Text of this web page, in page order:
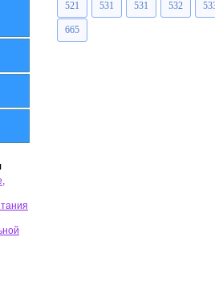
521 531 531 532
665